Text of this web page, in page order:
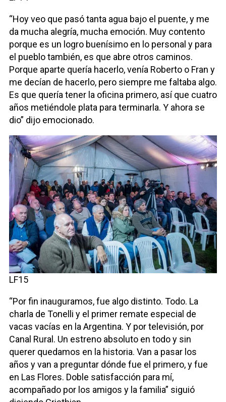
“Hoy veo que pasó tanta agua bajo el puente, y me
da mucha alegría, mucha emoción. Muy contento
porque es un logro buenísimo en lo personal y para
el pueblo también, es que abre otros caminos.
Porque aparte quería hacerlo, venía Roberto o Fran y
me decían de hacerlo, pero siempre me faltaba algo.
Es que quería tener la oficina primero, así que cuatro
años metiéndole plata para terminarla. Y ahora se
dio” dijo emocionado.
LF15
“Por fin inauguramos, fue algo distinto. Todo. La
charla de Tonelli y el primer remate especial de
vacas vacías en la Argentina. Y por televisión, por
Canal Rural. Un estreno absoluto en todo y sin
querer quedamos en la historia. Van a pasar los
años y van a preguntar dónde fue el primero, y fue
en Las Flores. Doble satisfacción para mí,
acompañado por los amigos y la familia” siguió